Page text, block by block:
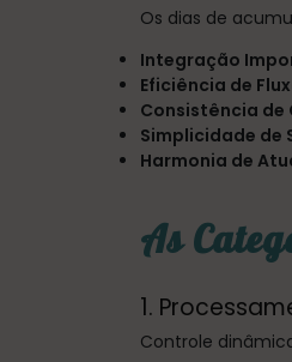
Os dias de
Integração
Eficiência de
Consistência de
Simplicidade de
Harmonia de
As
1.
Controle